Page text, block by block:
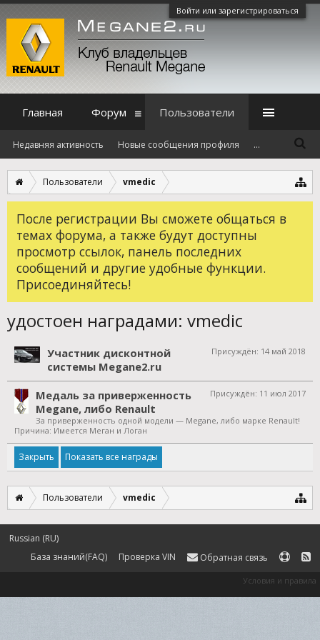
Войти или зарегистрироваться
Пользователи vmedic
После регистрации Вы сможете общаться в
темах форума, а также будут доступны
просмотр ссылок, панель последних
сообщений и другие удобные функции.
Присоединяйтесь!
удостоен наградами: vmedic
Присуждён: 14 май 2018
Участник дисконтной
системы Megane2.ru
Присуждён: 11 июл 2017
Медаль за приверженность
Megane, либо Renault
За приверженность одной модели — Megane, либо марке Renault!
Причина: Имеется Меган и Логан
Показать все награды
Пользователи vmedic
Главная Форум Пользователи
Недавняя активность Новые сообщения профиля ...
Russian (RU)
База знаний(FAQ)
Проверка VIN Обратная связь
Условия и правила